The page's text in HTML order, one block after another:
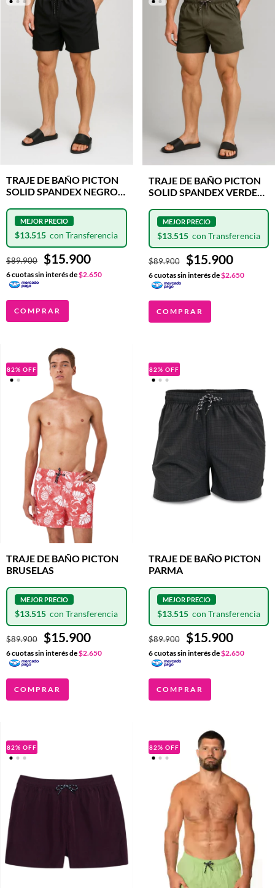
TRAJE DE BAÑO PICTON
SOLID SPANDEX NEGRO
$89.900 $15.900
$13.515
6cuotas sin interés de$2.650
COMPRAR
TRAJE DE BAÑO PICTON
SOLID SPANDEX VERDE
$89.900 $15.900
$13.515
6cuotas sin interés de$2.650
COMPRAR
82% OFF
TRAJE DE BAÑO PICTON
BRUSELAS
$89.900 $15.900
$13.515
6cuotas sin interés de$2.650
COMPRAR
82% OFF
TRAJE DE BAÑO PICTON
PARMA
$89.900 $15.900
$13.515
6cuotas sin interés de$2.650
COMPRAR
82% OFF 82% OFF